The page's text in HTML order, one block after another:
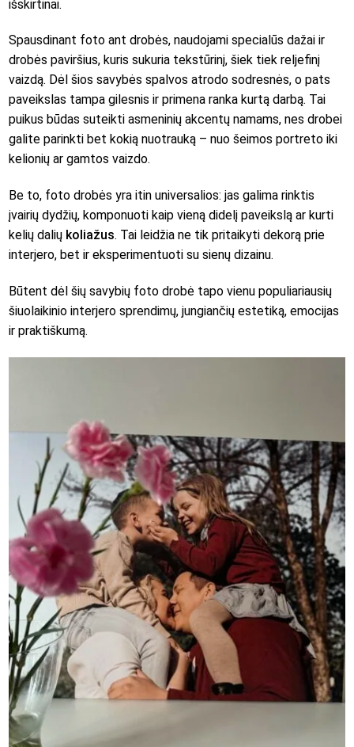
išskirtinai.
Spausdinant foto ant drobės, naudojami specialūs dažai ir
drobės paviršius, kuris sukuria tekstūrinį, šiek tiek reljefinį
vaizdą. Dėl šios savybės spalvos atrodo sodresnės, o pats
paveikslas tampa gilesnis ir primena ranka kurtą darbą. Tai
puikus būdas suteikti asmeninių akcentų namams, nes drobei
galite parinkti bet kokią nuotrauką – nuo šeimos portreto iki
kelionių ar gamtos vaizdo.
Be to, foto drobės yra itin universalios: jas galima rinktis
įvairių dydžių, komponuoti kaip vieną didelį paveikslą ar kurti
kelių dalių koliažus. Tai leidžia ne tik pritaikyti dekorą prie
interjero, bet ir eksperimentuoti su sienų dizainu.
Būtent dėl šių savybių foto drobė tapo vienu populiariausių
šiuolaikinio interjero sprendimų, jungiančių estetiką, emocijas
ir praktiškumą.